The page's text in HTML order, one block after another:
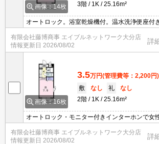
画像：14枚
3階
1K 25.16m²
オートロック。浴室乾燥機付。温水洗浄便座付き
有限会社藤博商事 エイブルネットワーク大分店
情報更新日 2026/08/02
詳
画像：16枚
3.5万円(管理費等：2,200円)
敷
なし 礼
なし
2階
1K 25.16m²
オートロック・モニター付きインターホンで女
付け2口ガスコンロ・浴室換気乾燥式もござい
有限会社藤博商事 エイブルネットワーク大分店
情報更新日 2026/08/02
詳